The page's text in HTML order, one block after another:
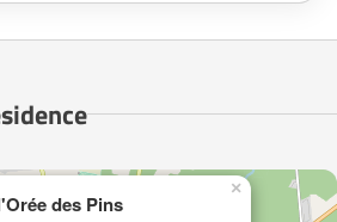
des Pins
×